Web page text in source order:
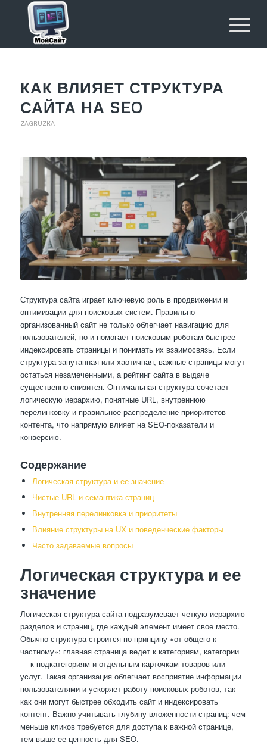
КАК ВЛИЯЕТ СТРУКТУРА
САЙТА НА SEO
ZAGRUZKA
Структура сайта играет ключевую роль в продвижении и
оптимизации для поисковых систем. Правильно
организованный сайт не только облегчает навигацию для
пользователей, но и помогает поисковым роботам быстрее
индексировать страницы и понимать их взаимосвязь. Если
структура запутанная или хаотичная, важные страницы могут
остаться незамеченными, а рейтинг сайта в выдаче
существенно снизится. Оптимальная структура сочетает
логическую иерархию, понятные URL, внутреннюю
перелинковку и правильное распределение приоритетов
контента, что напрямую влияет на SEO-показатели и
конверсию.
Содержание
Логическая структура и ее значение
Чистые URL и семантика страниц
Внутренняя перелинковка и приоритеты
Влияние структуры на UX и поведенческие факторы
Часто задаваемые вопросы
Логическая структура и ее
значение
Логическая структура сайта подразумевает четкую иерархию
разделов и страниц, где каждый элемент имеет свое место.
Обычно структура строится по принципу «от общего к
частному»: главная страница ведет к категориям, категории
— к подкатегориям и отдельным карточкам товаров или
услуг. Такая организация облегчает восприятие информации
пользователями и ускоряет работу поисковых роботов, так
как они могут быстрее обходить сайт и индексировать
контент. Важно учитывать глубину вложенности страниц: чем
меньше кликов требуется для доступа к важной странице,
тем выше ее ценность для SEO.